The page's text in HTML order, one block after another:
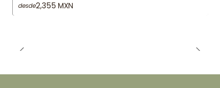
desde2,355 MXN